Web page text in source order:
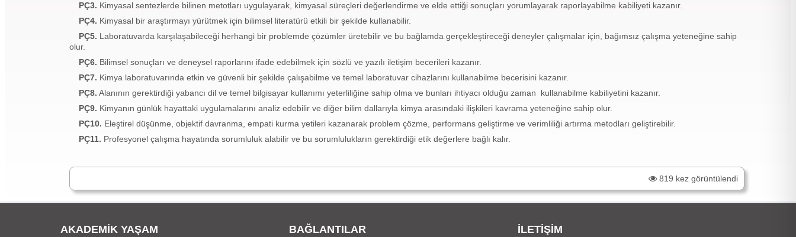
PÇ3. Kimyasal sentezlerde bilinen metotları uygulayarak, kimyasal süreçleri değerlendirme ve elde ettiği sonuçları yorumlayarak raporlayabilme kabiliyeti kazanır.
PÇ4. Kimyasal bir araştırmayı yürütmek için bilimsel literatürü etkili bir şekilde kullanabilir.
PÇ5. Laboratuvarda karşılaşabileceği herhangi bir problemde çözümler üretebilir ve bu bağlamda gerçekleştireceği deneyler çalışmalar için, bağımsız çalışma yeteneğine sahip
olur.
PÇ6. Bilimsel sonuçları ve deneysel raporlarını ifade edebilmek için sözlü ve yazılı iletişim becerileri kazanır.
PÇ7. Kimya laboratuvarında etkin ve güvenli bir şekilde çalışabilme ve temel laboratuvar cihazlarını kullanabilme becerisini kazanır.
PÇ8. Alanının gerektirdiği yabancı dil ve temel bilgisayar kullanımı yeterliliğine sahip olma ve bunları ihtiyacı olduğu zaman kullanabilme kabiliyetini kazanır.
PÇ9. Kimyanın günlük hayattaki uygulamalarını analiz edebilir ve diğer bilim dallarıyla kimya arasındaki ilişkileri kavrama yeteneğine sahip olur.
PÇ10. Eleştirel düşünme, objektif davranma, empati kurma yetileri kazanarak problem çözme, performans geliştirme ve verimliliği artırma metodları geliştirebilir.
PÇ11. Profesyonel çalışma hayatında sorumluluk alabilir ve bu sorumlulukların gerektirdiği etik değerlere bağlı kalır.
819 kez görüntülendi
AKADEMİK YAŞAM BAĞLANTILAR İLETİŞİM